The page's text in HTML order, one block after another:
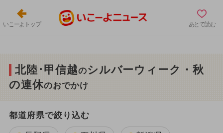
いこーよトップ あとで読む
北陸･甲信越のシルバーウィーク・秋
の連休のおでかけ
都道府県で絞り込む